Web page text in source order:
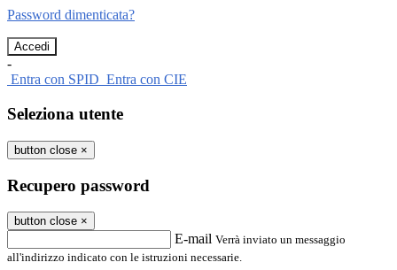
Password dimenticata?
-
Entra con SPID Entra con CIE
Seleziona utente
button close ×
Recupero password
button close ×
E-mail Verrà inviato un messaggio
all'indirizzo indicato con le istruzioni necessarie.